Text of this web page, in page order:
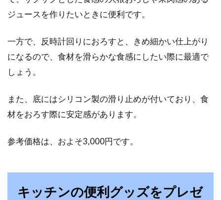
ジュースを作りたいときに便利です。
一方で、反時計回りにおろすと、きめ細かい仕上がり
になるので、食材を滑らかな食感にしたい際に最適で
しょう。
また、底にはシリコン製の滑り止めが付いており、食
材をおろす際に安定感があります。
参考価格は、およそ3,000円です。
キッチンの便利グッズをプレゼ